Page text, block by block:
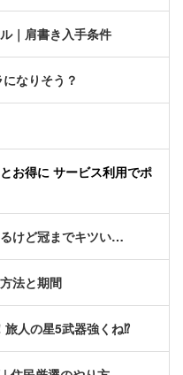
｜肩書き入手条件
なりそう？
お得に サービス利用でポ
けど冠までキツい…
法と期間
旅人の星5武器強くね⁉